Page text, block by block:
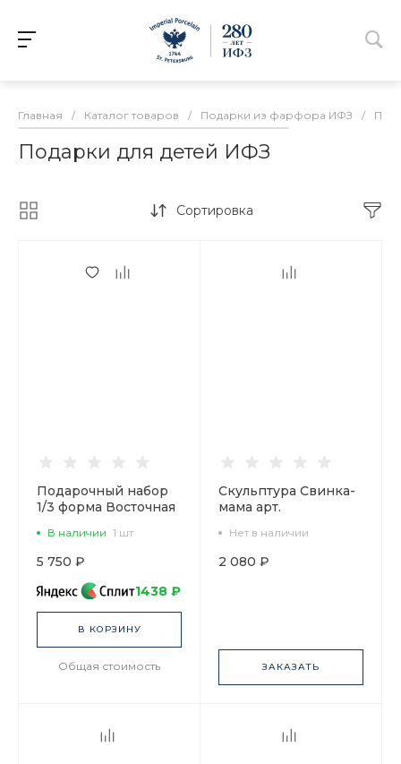
Главная / Каталог товаров / Подарки из фарфора ИФЗ /
Подарки для детей ИФЗ
Сортировка
Подарочный набор
1/3 форма Восточная
арт. 81.32842.00.1
В наличии 1 шт
5 750 ₽
1438 ₽
В КОРЗИНУ
Общая стоимость
Скульптура Свинка-
мама арт.
Нет в наличии
2 080 ₽
ЗАКАЗАТЬ